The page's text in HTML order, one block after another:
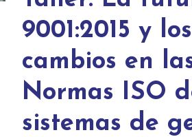
9001:2015 y los
cambios en
Normas ISO
sistemas de